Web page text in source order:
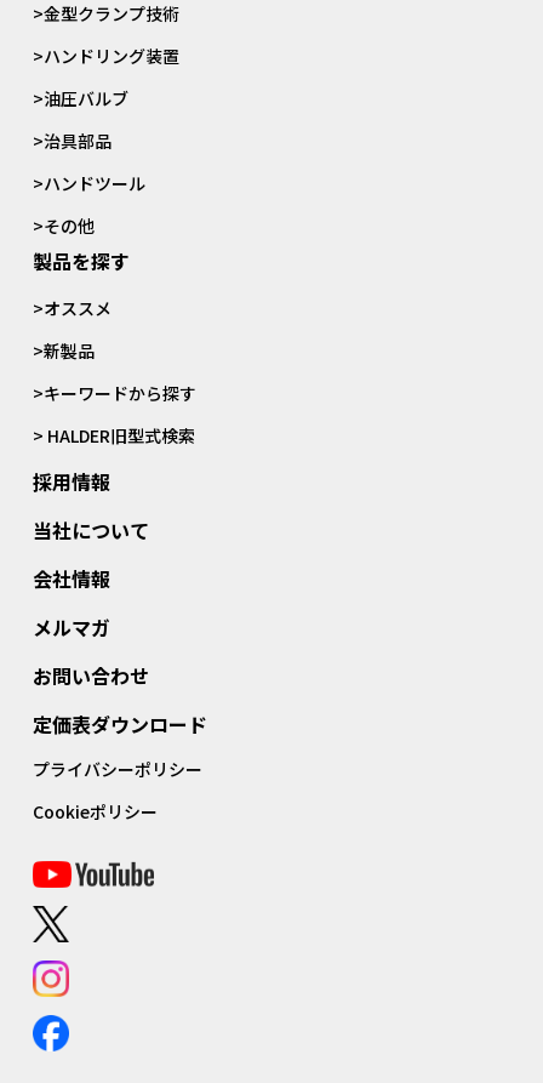
>金型クランプ技術
>ハンドリング装置
>油圧バルブ
>治具部品
>ハンドツール
>その他
製品を探す
>オススメ
>新製品
>キーワードから探す
> HALDER旧型式検索
採用情報
当社について
会社情報
メルマガ
お問い合わせ
定価表ダウンロード
プライバシーポリシー
Cookieポリシー